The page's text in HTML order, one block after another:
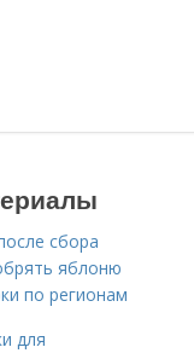
сбора
яблоню
по регионам
для